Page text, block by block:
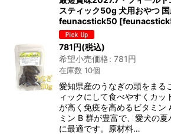
スティック50g 犬用おやつ
feunacstick50 [
781円(税込)
希望小売価格: 781円
在庫数 10個
愛知県産のうなぎの頭をまる
ィックにして食べやすくカッ
が高く免疫を高めるビタミン
ミン B 群が豊富で、愛犬の
に最適です。原材料…